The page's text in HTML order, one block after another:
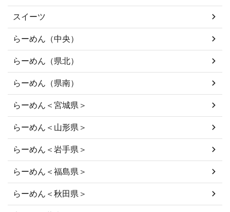
スイーツ
らーめん（中央）
らーめん（県北）
らーめん（県南）
らーめん＜宮城県＞
らーめん＜山形県＞
らーめん＜岩手県＞
らーめん＜福島県＞
らーめん＜秋田県＞